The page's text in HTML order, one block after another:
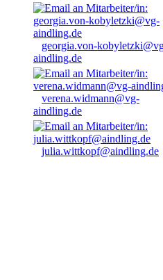
georgia.von-
aindling.de
verena.widmann@vg-
aindling.de
julia.wittkopf@aindling.de